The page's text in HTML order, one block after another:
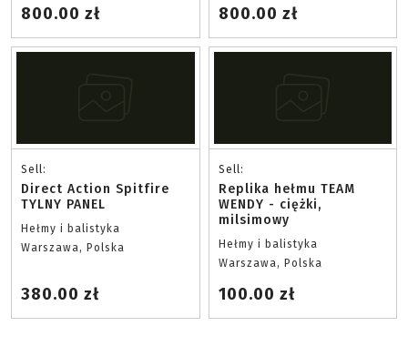
800.00 zł 800.00 zł
Sell:
Direct Action Spitfire
TYLNY PANEL
Hełmy i balistyka
Warszawa, Polska
380.00 zł
Sell:
Replika hełmu TEAM
WENDY - ciężki,
milsimowy
Hełmy i balistyka
Warszawa, Polska
100.00 zł